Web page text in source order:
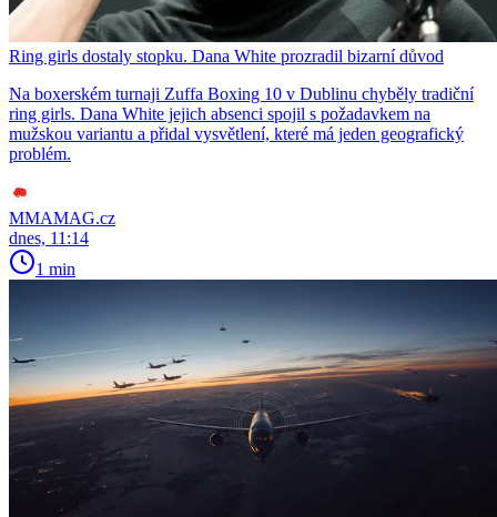
Ring girls dostaly stopku. Dana White prozradil bizarní důvod
Na boxerském turnaji Zuffa Boxing 10 v Dublinu chyběly tradiční
ring girls. Dana White jejich absenci spojil s požadavkem na
mužskou variantu a přidal vysvětlení, které má jeden geografický
problém.
MMAMAG.cz
dnes, 11:14
1 min